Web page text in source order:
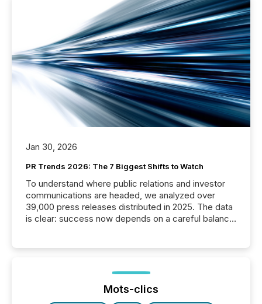
Jan 30, 2026
PR Trends 2026: The 7 Biggest Shifts to Watch
To understand where public relations and investor
communications are headed, we analyzed over
39,000 press releases distributed in 2025. The data
is clear: success now depends on a careful balance
ground their answers. We have entered a “ zero-
click ” reality, where Generative AI systems...
Mots-clics